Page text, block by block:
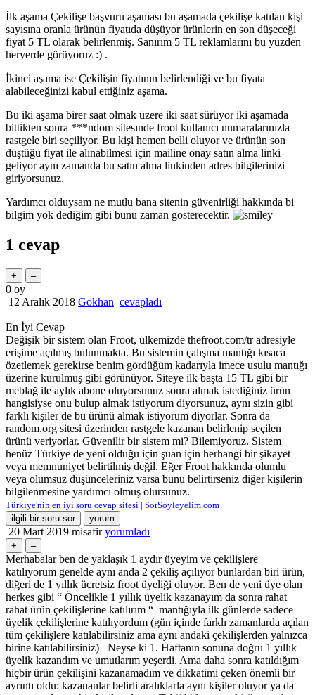
İlk aşama Çekilişe başvuru aşaması bu aşamada çekilişe katılan kişi
sayısına oranla ürünün fiyatıda düşüyor ürünlerin en son düşeceği
fiyat 5 TL olarak belirlenmiş. Sanırım 5 TL reklamlarını bu yüzden
heryerde görüyoruz :) .
İkinci aşama ise Çekilişin fiyatının belirlendiği ve bu fiyata
alabileceğinizi kabul ettiğiniz aşama.
Bu iki aşama birer saat olmak üzere iki saat sürüyor iki aşamada
bittikten sonra ***ndom sitesınde froot kullanıcı numaralarınızla
rastgele biri seçiliyor. Bu kişi hemen belli oluyor ve ürünün son
düştüğü fiyat ile alınabilmesi için mailine onay satın alma linki
geliyor aynı zamanda bu satın alma linkinden adres bilgilerinizi
giriyorsunuz.
Yardımcı olduysam ne mutlu bana sitenin güvenirliği hakkında bi
bilgim yok dediğim gibi bunu zaman gösterecektir.
1 cevap
0 oy
12 Aralık 2018 Gokhan cevapladı
En İyi Cevap
Değişik bir sistem olan Froot, ülkemizde thefroot.com/tr adresiyle
erişime açılmış bulunmakta. Bu sistemin çalışma mantığı kısaca
özetlemek gerekirse benim gördüğüm kadarıyla imece usulu mantığı
üzerine kurulmuş gibi görünüyor. Siteye ilk başta 15 TL gibi bir
meblağ ile aylık abone oluyorsunuz sonra almak istediğiniz ürün
hangisiyse onu bulup almak istiyorum diyorsunuz, aynı sizin gibi
farklı kişiler de bu ürünü almak istiyorum diyorlar. Sonra da
random.org sitesi üzerinden rastgele kazanan belirlenip seçilen
ürünü veriyorlar. Güvenilir bir sistem mi? Bilemiyoruz. Sistem
henüz Türkiye de yeni olduğu için şuan için herhangi bir şikayet
veya memnuniyet belirtilmiş değil. Eğer Froot hakkında olumlu
veya olumsuz düşünceleriniz varsa bunu belirtirseniz diğer kişilerin
bilgilenmesine yardımcı olmuş olursunuz.
Türkiye'nin en iyi soru cevap sitesi | SorSoyleyelim.com
20 Mart 2019 misafir yorumladı
Merhabalar ben de yaklaşık 1 aydır üyeyim ve çekilişlere
katılıyorum genelde aynı anda 2 çekiliş açılıyor bunlardan biri ürün,
diğeri de 1 yıllık ücretsiz froot üyeliği oluyor. Ben de yeni üye olan
herkes gibi “ Öncelikle 1 yıllık üyelik kazanayım da sonra rahat
rahat ürün çekilişlerine katılırım “ mantığıyla ilk günlerde sadece
üyelik çekilişlerine katılıyordum (gün içinde farklı zamanlarda açılan
tüm çekilişlere katılabilirsiniz ama aynı andaki çekilişlerden yalnızca
birine katılabilirsiniz) Neyse ki 1. Haftanın sonuna doğru 1 yıllık
üyelik kazandım ve umutlarım yeşerdi. Ama daha sonra katıldığım
hiçbir ürün çekilişini kazanamadım ve dikkatimi çeken önemli bir
ayrıntı oldu: kazananlar belirli aralıklarla aynı kişiler oluyor ya da